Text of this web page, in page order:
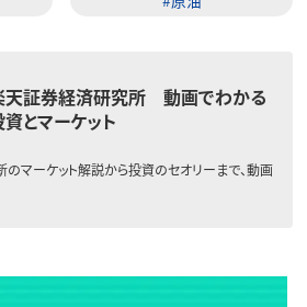
天証券経済研究所 動画でわかる
とマーケット
マーケット解説から投資のセオリーまで、動画